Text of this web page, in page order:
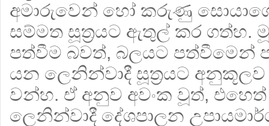
අමාරුවෙන් හෝ කරුණු
සම්මත සූත‍්‍රයට ඇතුල් කර ගත්හ.
පත්වීම බවත්, බලයට පත්වීමෙන්
යන ලෙනින්වාදී සූත‍්‍රයට
වන්හ. ඒ අනුව අවංක වූත්,
ලෙනින්වාදී දේශපාලන